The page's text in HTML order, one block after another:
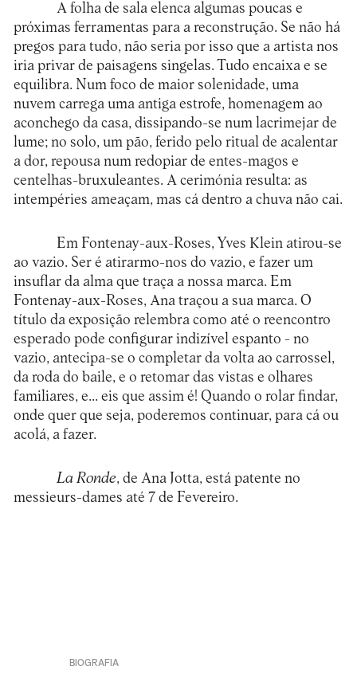
A folha de sala elenca algumas poucas e
próximas ferramentas para a reconstrução. Se não há
pregos para tudo, não seria por isso que a artista nos
iria privar de paisagens singelas. Tudo encaixa e se
equilibra. Num foco de maior solenidade, uma
nuvem carrega uma antiga estrofe, homenagem ao
aconchego da casa, dissipando-se num lacrimejar de
lume; no solo, um pão, ferido pelo ritual de acalentar
a dor, repousa num redopiar de entes-magos e
centelhas-bruxuleantes. A cerimónia resulta: as
intempéries ameaçam, mas cá dentro a chuva não cai.
Em Fontenay-aux-Roses, Yves Klein atirou-se
ao vazio. Ser é atirarmo-nos do vazio, e fazer um
insuflar da alma que traça a nossa marca. Em
Fontenay-aux-Roses, Ana traçou a sua marca. O
título da exposição relembra como até o reencontro
esperado pode configurar indizível espanto - no
vazio, antecipa-se o completar da volta ao carrossel,
da roda do baile, e o retomar das vistas e olhares
familiares, e... eis que assim é! Quando o rolar findar,
onde quer que seja, poderemos continuar, para cá ou
acolá, a fazer.
La Ronde, de Ana Jotta, está patente no
messieurs-dames até 7 de Fevereiro.
BIOGRAFIA